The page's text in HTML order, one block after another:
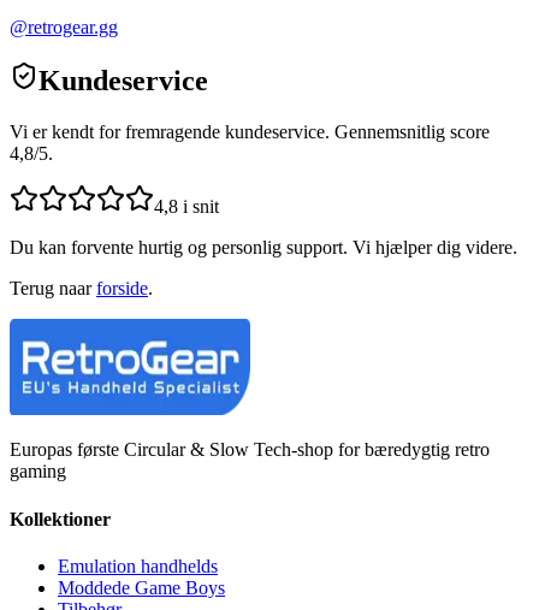
@retrogear.gg
Kundeservice
Vi er kendt for fremragende kundeservice. Gennemsnitlig score
4,8/5.
4,8 i snit
Du kan forvente hurtig og personlig support. Vi hjælper dig videre.
Terug naar forside.
Europas første Circular & Slow Tech-shop for bæredygtig retro
gaming
Kollektioner
Emulation handhelds
Moddede Game Boys